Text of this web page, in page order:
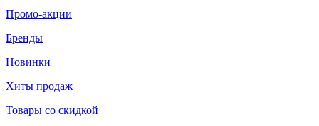
Промо-акции
Бренды
Новинки
Хиты продаж
Товары со скидкой